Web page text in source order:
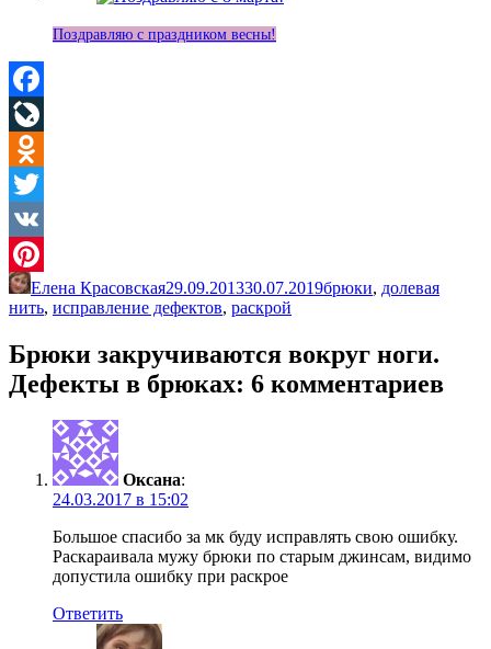
Поздравляю с праздником весны!
Facebook
LiveJournal
Odnoklassniki
Twitter
VK
Pinterest
Елена Красовская29.09.201330.07.2019брюки, долевая
нить, исправление дефектов, раскрой
Брюки закручиваются вокруг ноги.
Дефекты в брюках: 6 комментариев
Оксана:
24.03.2017 в 15:02
Большое спасибо за мк буду исправлять свою ошибку.
Раскараивала мужу брюки по старым джинсам, видимо
допустила ошибку при раскрое
Ответить